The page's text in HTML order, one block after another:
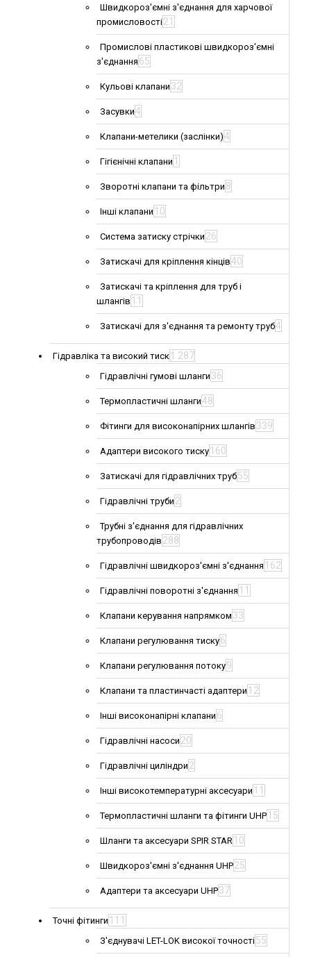
Швидкороз'ємні з'єднання для харчової
промисловості21
Промислові пластикові швидкороз'ємні
з'єднання 65
Кульові клапани 32
Засувки4
Клапани-метелики (заслінки)4
Гігієнічні клапани 1
Зворотні клапани та фільтри 8
Інші клапани 10
Система затиску стрічки 26
Затискачі для кріплення кінців40
Затискачі та кріплення для труб і
шлангів 11
Затискачі для з'єднання та ремонту труб4
Гідравліка та високий тиск 1 287
Гідравлічні гумові шланги 36
Термопластичні шланги48
Фітинги для високонапірних шлангів 339
Адаптери високого тиску 160
Затискачі для гідравлічних труб55
Гідравлічні труби 2
Трубні з'єднання для гідравлічних
трубопроводів 288
Гідравлічні швидкороз'ємні з'єднання 162
Гідравлічні поворотні з'єднання 11
Клапани керування напрямком 33
Клапани регулювання тиску6
Клапани регулювання потоку9
Клапани та пластинчасті адаптери 12
Інші високонапірні клапани 6
Гідравлічні насоси 20
Гідравлічні циліндри 2
Інші високотемпературні аксесуари 11
Термопластичні шланги та фітинги UHP 15
Шланги та аксесуари SPIR STAR 10
Швидкороз'ємні з'єднання UHP25
Адаптери та аксесуари UHP37
Точні фітинги 111
З'єднувачі LET-LOK високої точності55